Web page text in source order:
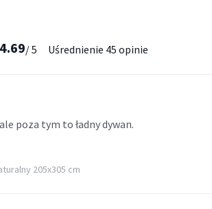
4.69/ 5 Uśrednienie 45 opinie
poza tym to ładny dywan.
205x305 cm